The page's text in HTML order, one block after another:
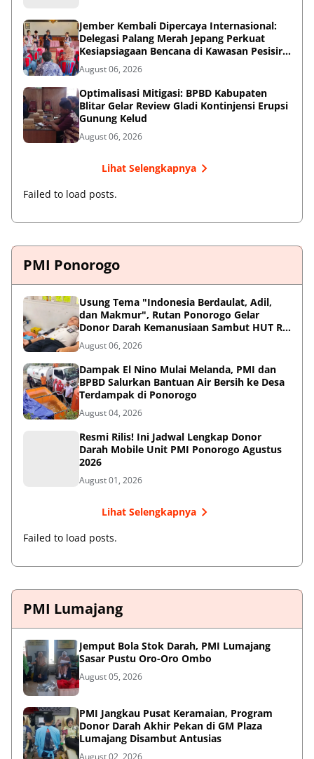
Jember Kembali Dipercaya Internasional:
Delegasi Palang Merah Jepang Perkuat
Kesiapsiagaan Bencana di Kawasan Pesisir
dan Sekolah
August 06, 2026
Optimalisasi Mitigasi: BPBD Kabupaten
Blitar Gelar Review Gladi Kontinjensi Erupsi
Gunung Kelud
August 06, 2026
Lihat Selengkapnya
Failed to load posts.
PMI Ponorogo
Usung Tema "Indonesia Berdaulat, Adil,
dan Makmur", Rutan Ponorogo Gelar
Donor Darah Kemanusiaan Sambut HUT RI
ke-81
August 06, 2026
Dampak El Nino Mulai Melanda, PMI dan
BPBD Salurkan Bantuan Air Bersih ke Desa
Terdampak di Ponorogo
August 04, 2026
Resmi Rilis! Ini Jadwal Lengkap Donor
Darah Mobile Unit PMI Ponorogo Agustus
2026
August 01, 2026
Lihat Selengkapnya
Failed to load posts.
PMI Lumajang
Jemput Bola Stok Darah, PMI Lumajang
Sasar Pustu Oro-Oro Ombo
August 05, 2026
PMI Jangkau Pusat Keramaian, Program
Donor Darah Akhir Pekan di GM Plaza
Lumajang Disambut Antusias
August 02, 2026